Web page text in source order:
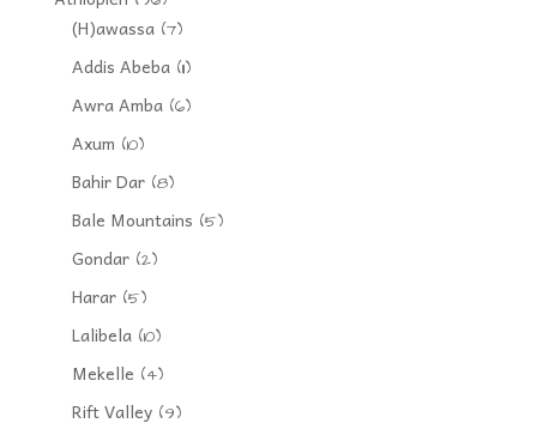
(H)awassa(7)
Addis Abeba(11)
Awra Amba(6)
Axum (10)
Bahir Dar(8)
Bale Mountains (5)
Gondar(2)
Harar(5)
Lalibela(10)
Mekelle (4)
Rift Valley(9)